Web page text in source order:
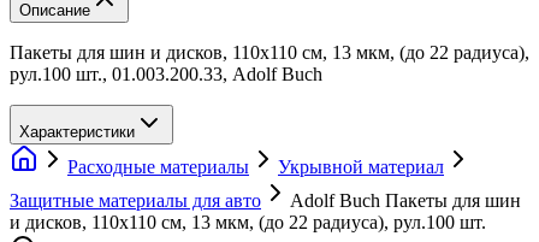
Описание
Пакеты для шин и дисков, 110х110 см, 13 мкм, (до 22 радиуса),
рул.100 шт., 01.003.200.33, Adolf Buch
Характеристики
Расходные материалы
Укрывной материал
Защитные материалы для авто
Adolf Buch Пакеты для шин
и дисков, 110х110 см, 13 мкм, (до 22 радиуса), рул.100 шт.